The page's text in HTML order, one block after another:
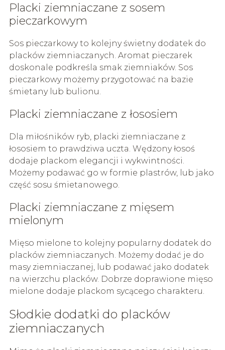
Placki ziemniaczane z sosem
pieczarkowym
Sos pieczarkowy to kolejny świetny dodatek do
placków ziemniaczanych. Aromat pieczarek
doskonale podkreśla smak ziemniaków. Sos
pieczarkowy możemy przygotować na bazie
śmietany lub bulionu.
Placki ziemniaczane z łososiem
Dla miłośników ryb, placki ziemniaczane z
łososiem to prawdziwa uczta. Wędzony łosoś
dodaje plackom elegancji i wykwintności.
Możemy podawać go w formie plastrów, lub jako
część sosu śmietanowego.
Placki ziemniaczane z mięsem
mielonym
Mięso mielone to kolejny popularny dodatek do
placków ziemniaczanych. Możemy dodać je do
masy ziemniaczanej, lub podawać jako dodatek
na wierzchu placków. Dobrze doprawione mięso
mielone dodaje plackom sycącego charakteru.
Słodkie dodatki do placków
ziemniaczanych